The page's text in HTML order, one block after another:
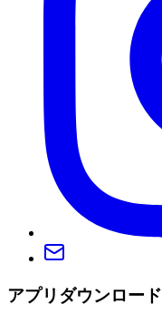
アプリダウンロード